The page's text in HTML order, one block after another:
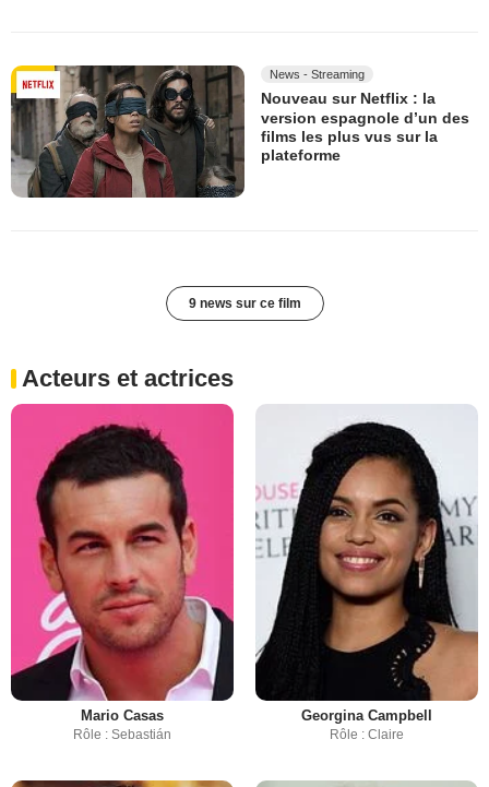
News - Streaming
Nouveau sur Netflix : la
version espagnole d’un des
films les plus vus sur la
plateforme
9 news sur ce film
Acteurs et actrices
Mario Casas
Rôle : Sebastián
Georgina Campbell
Rôle : Claire